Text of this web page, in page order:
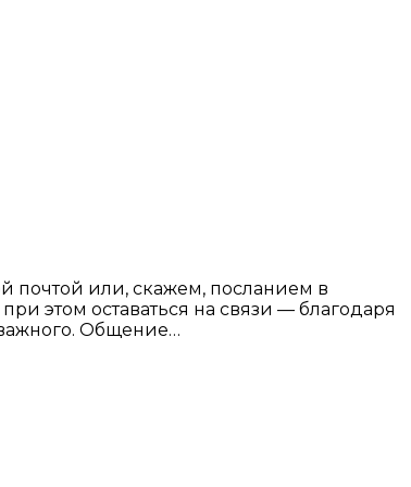
почтой или, скажем, посланием в
этом оставаться на связи — благодаря
Общение…